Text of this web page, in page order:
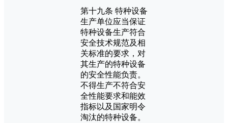
第十九条 特种设备
生产单位应当保证
特种设备生产符合
安全技术规范及相
关标准的要求，对
其生产的特种设备
的安全性能负责。
不得生产不符合安
全性能要求和能效
指标以及国家明令
淘汰的特种设备。